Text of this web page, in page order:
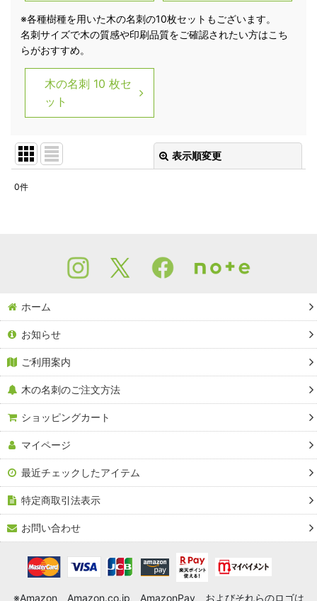
※各種樹種を用いた木の名刺の10枚セットもございます。
名刺サイズで木の質感や印刷品質をご確認されたい方はこち
らがおすすめ。
木の名刺 10 枚セ
ット
表示順変更
絞り込む
0件
ホーム
お知らせ
ご利用案内
木の名刺のご注文方法
ショッピングカート
マイページ
最近チェックしたアイテム
特定商取引法表示
お問い合わせ
※Amazon、Amazon.co.jp、AmazonPay、およびそれらのロゴは